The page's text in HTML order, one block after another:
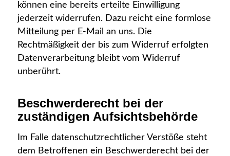
können eine bereits erteilte Einwilligung
jederzeit widerrufen. Dazu reicht eine formlose
Mitteilung per E-Mail an uns. Die
Rechtmäßigkeit der bis zum Widerruf erfolgten
Datenverarbeitung bleibt vom Widerruf
unberührt.
Beschwerderecht bei der
zuständigen Aufsichtsbehörde
Im Falle datenschutzrechtlicher Verstöße steht
dem Betroffenen ein Beschwerderecht bei der